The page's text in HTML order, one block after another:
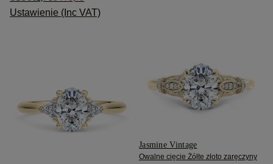
Ustawienie (Inc VAT)
Jasmine Vintage
Owalne cięcie Żółte złoto zaręczyny